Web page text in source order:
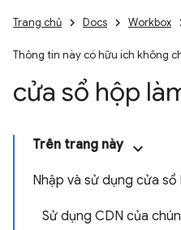
Trang chủ Docs Workbox
Thông tin này có hữu ích không
cửa sổ hộp
Trên trang này
Nhập và sử dụng cửa
Sử dụng CDN của